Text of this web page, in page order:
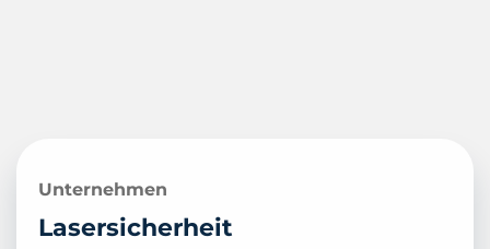
Unternehmen
Lasersicherheit